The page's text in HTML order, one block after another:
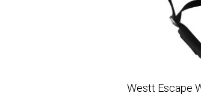
Westt Escape